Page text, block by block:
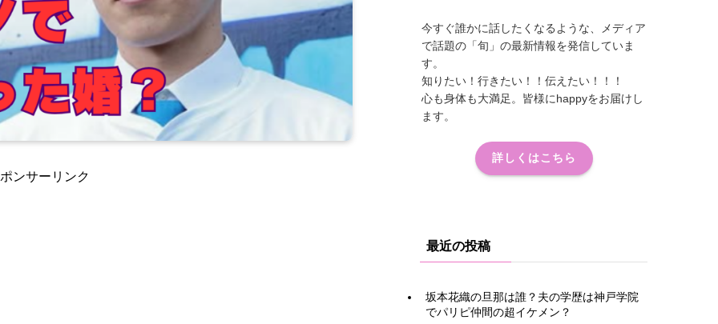
ンサーリンク
今すぐ誰かに話したくなるような、メディア
で話題の「旬」の最新情報を発信していま
す。
知りたい！行きたい！！伝えたい！！！
心も身体も大満足。皆様にhappyをお届けし
ます。
詳しくはこちら
最近の投稿
坂本花織の旦那は誰？夫の学歴は神戸学院
でパリピ仲間の超イケメン？